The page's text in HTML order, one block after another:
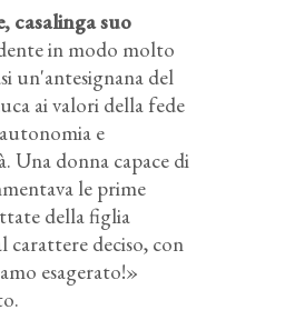
casalinga suo
in modo molto
un'antesignana del
ai valori della fede
e
Una donna capace di
le prime
della figlia
carattere deciso, con
esagerato!»